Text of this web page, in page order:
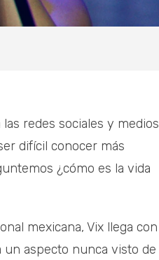
redes sociales y medios
difícil conocer más
¿cómo es la vida
mexicana, Vix llega con
un aspecto nunca visto de